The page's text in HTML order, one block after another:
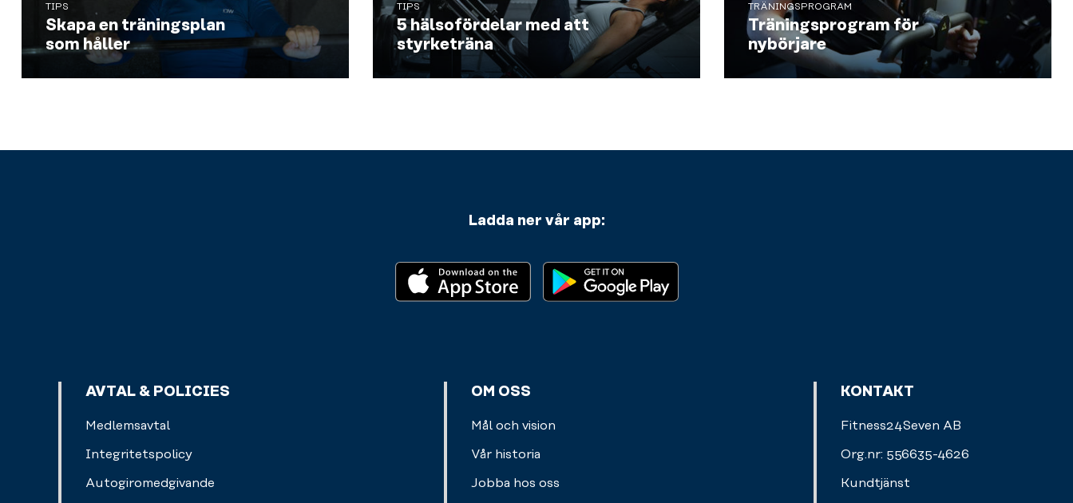
TIPS
Skapa en träningsplan
som håller
TIPS
5 hälsofördelar med att
styrketräna
TRÄNINGSPROGRAM
Träningsprogram för
nybörjare
Ladda ner vår app:
AVTAL & POLICIES
Medlemsavtal
Integritetspolicy
Autogiromedgivande
OM OSS
Mål och vision
Vår historia
Jobba hos oss
KONTAKT
Fitness24Seven AB
Org.nr: 556635-4626
Kundtjänst